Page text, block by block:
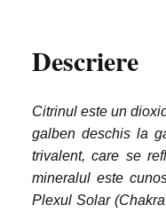
Descriere
Citrinul este un
galben deschis la
trivalent, care se
mineralul este
Plexul Solar